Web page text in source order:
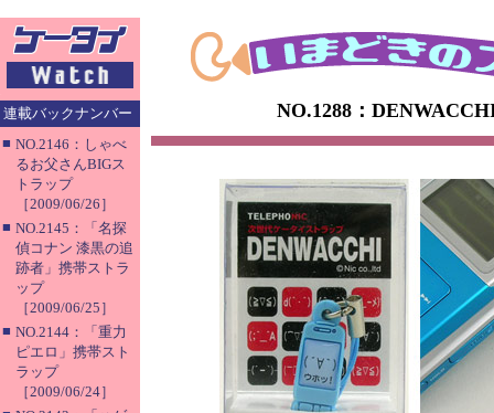
連載バックナンバー
■ NO.2146：しゃべ
るお父さんBIGス
トラップ
［2009/06/26］
■ NO.2145：「名探
偵コナン 漆黒の追
跡者」携帯ストラ
ップ
［2009/06/25］
■ NO.2144：「重力
ピエロ」携帯スト
ラップ
［2009/06/24］
NO.1288：